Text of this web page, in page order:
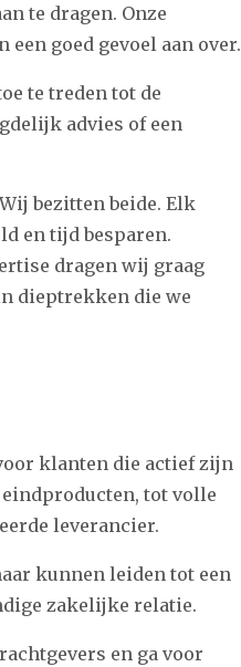
te dragen. Onze
goed gevoel aan over.
te treden tot de
advies of een
bezitten beide. Elk
en tijd besparen.
dragen wij graag
dieptrekken die we
klanten die actief zijn
tot volle
leverancier.
kunnen leiden tot een
zakelijke relatie.
en ga voor